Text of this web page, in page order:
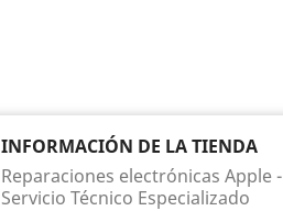
INFORMACIÓN DE LA TIENDA
Reparaciones electrónicas Apple -
Servicio Técnico Especializado